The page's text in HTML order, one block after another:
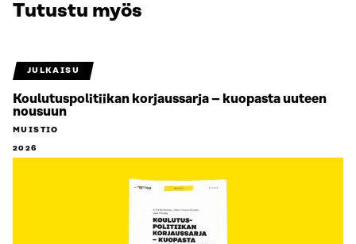
Tutustu myös
JULKAISU
Koulutuspolitiikan korjaussarja – kuopasta uuteen
nousuun
MUISTIO
2026